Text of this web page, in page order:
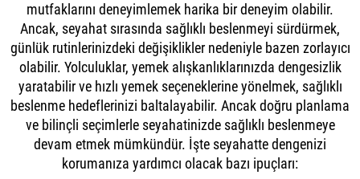
mutfaklarını deneyimlemek harika bir deneyim olabilir.
Ancak, seyahat sırasında sağlıklı beslenmeyi sürdürmek,
günlük rutinlerinizdeki değişiklikler nedeniyle bazen zorlayıcı
olabilir. Yolculuklar, yemek alışkanlıklarınızda dengesizlik
yaratabilir ve hızlı yemek seçeneklerine yönelmek, sağlıklı
beslenme hedeflerinizi baltalayabilir. Ancak doğru planlama
ve bilinçli seçimlerle seyahatinizde sağlıklı beslenmeye
devam etmek mümkündür. İşte seyahatte dengenizi
korumanıza yardımcı olacak bazı ipuçları: